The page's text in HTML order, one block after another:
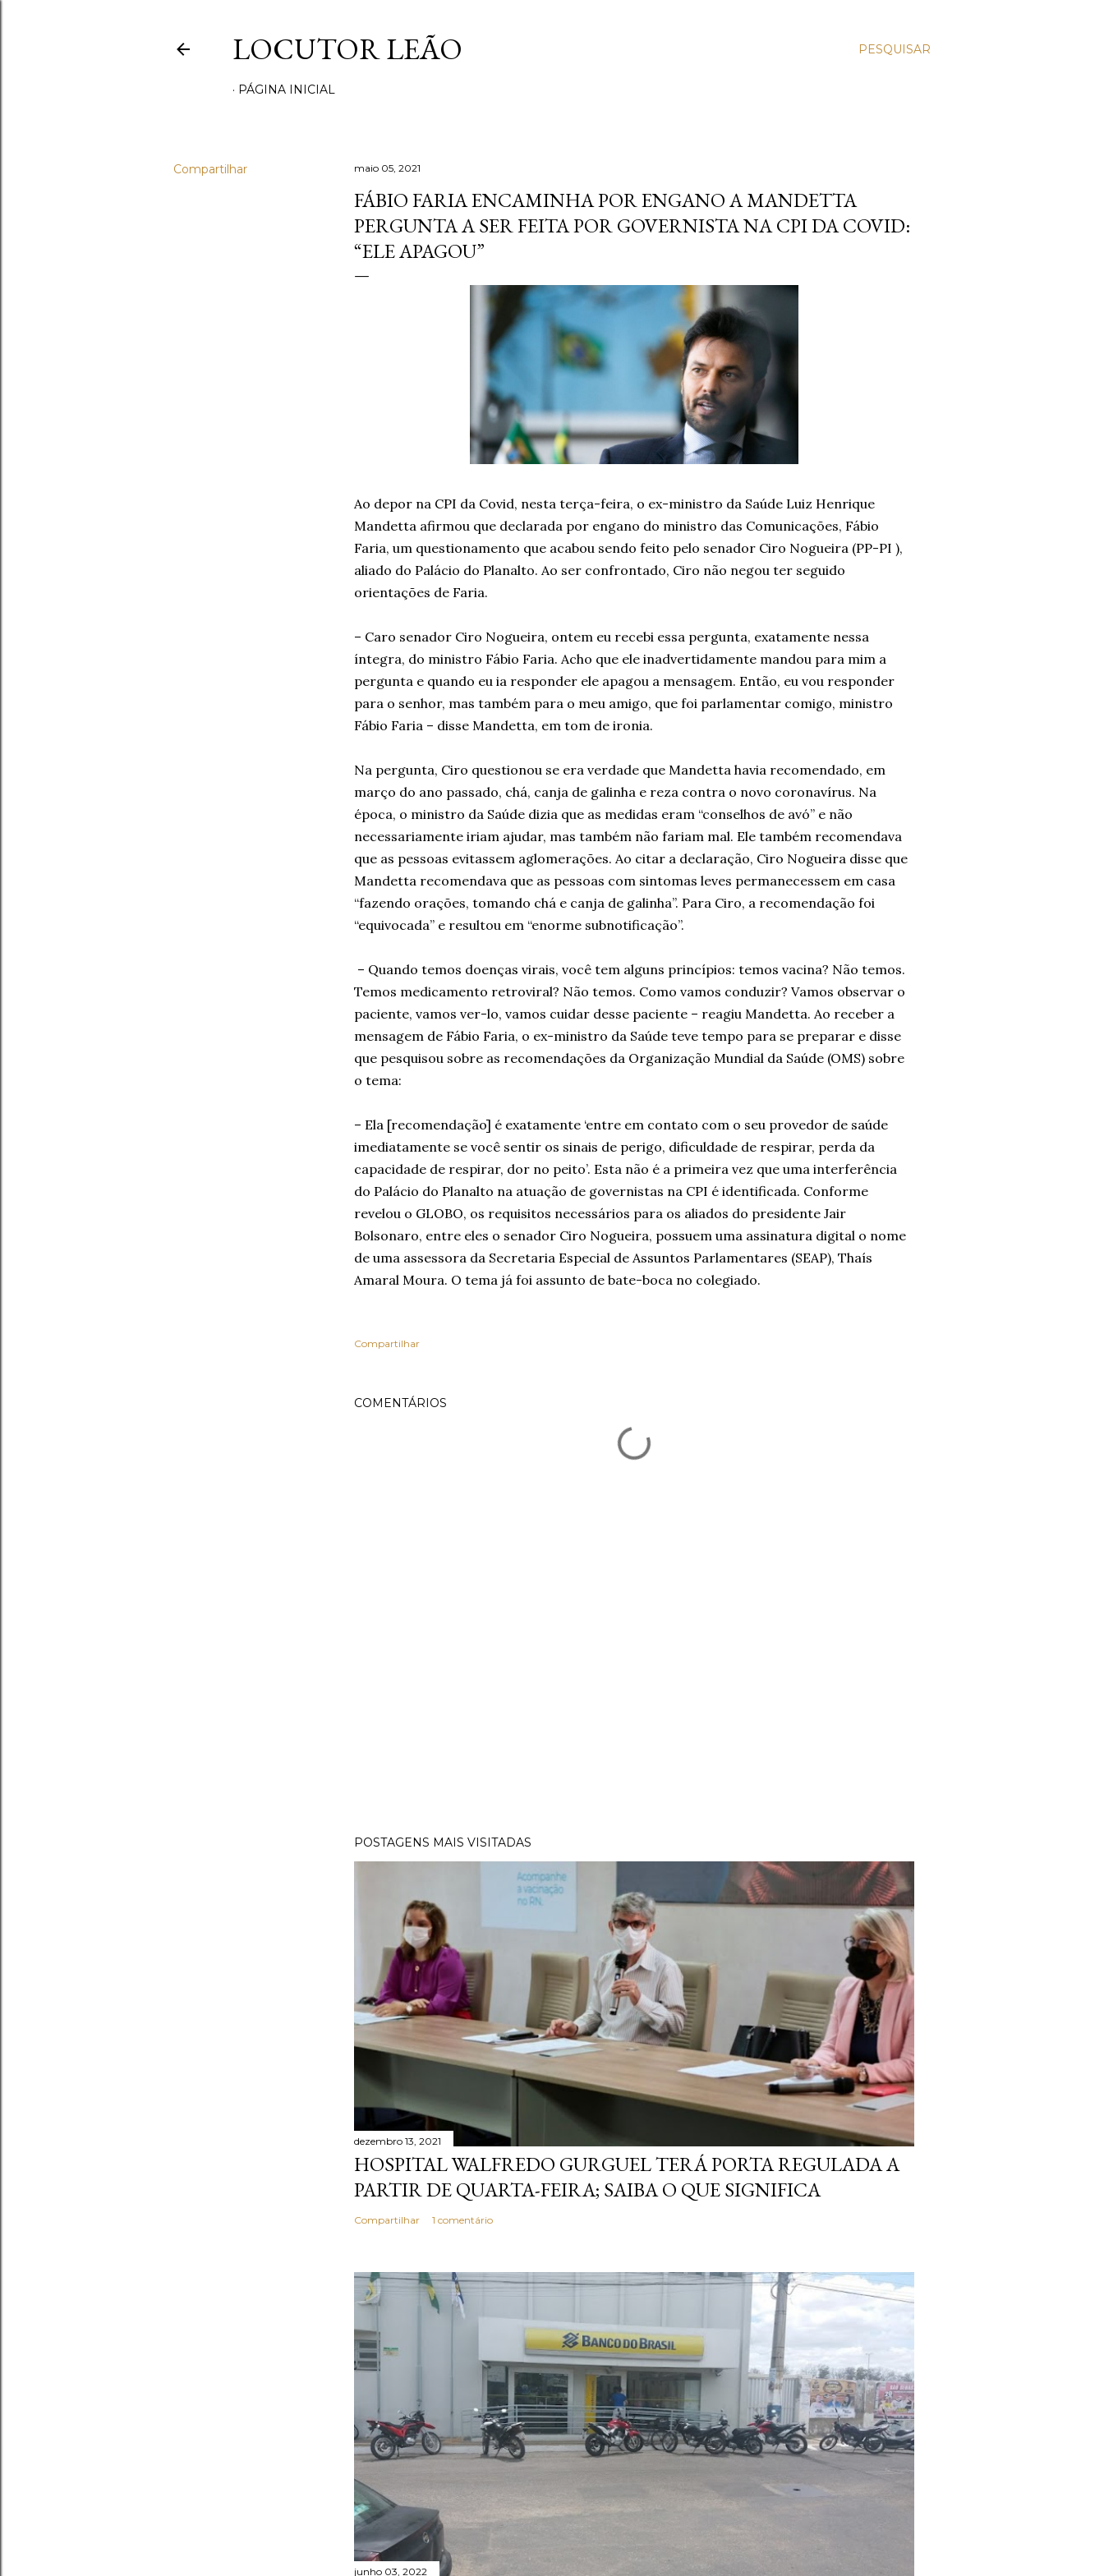
PESQUISAR
LOCUTOR LEÃO
PÁGINA INICIAL
Compartilhar maio 05, 2021
FÁBIO FARIA ENCAMINHA POR ENGANO A MANDETTA
PERGUNTA A SER FEITA POR GOVERNISTA NA CPI DA COVID:
“ELE APAGOU”
Ao depor na CPI da Covid, nesta terça-feira, o ex-ministro da Saúde Luiz Henrique
Mandetta afirmou que declarada por engano do ministro das Comunicações, Fábio
Faria, um questionamento que acabou sendo feito pelo senador Ciro Nogueira (PP-PI ),
aliado do Palácio do Planalto. Ao ser confrontado, Ciro não negou ter seguido
orientações de Faria.
– Caro senador Ciro Nogueira, ontem eu recebi essa pergunta, exatamente nessa
íntegra, do ministro Fábio Faria. Acho que ele inadvertidamente mandou para mim a
pergunta e quando eu ia responder ele apagou a mensagem. Então, eu vou responder
para o senhor, mas também para o meu amigo, que foi parlamentar comigo, ministro
Fábio Faria – disse Mandetta, em tom de ironia.
Na pergunta, Ciro questionou se era verdade que Mandetta havia recomendado, em
março do ano passado, chá, canja de galinha e reza contra o novo coronavírus. Na
época, o ministro da Saúde dizia que as medidas eram “conselhos de avó” e não
necessariamente iriam ajudar, mas também não fariam mal. Ele também recomendava
que as pessoas evitassem aglomerações. Ao citar a declaração, Ciro Nogueira disse que
Mandetta recomendava que as pessoas com sintomas leves permanecessem em casa
“fazendo orações, tomando chá e canja de galinha”. Para Ciro, a recomendação foi
“equivocada” e resultou em “enorme subnotificação”.
– Quando temos doenças virais, você tem alguns princípios: temos vacina? Não temos.
Temos medicamento retroviral? Não temos. Como vamos conduzir? Vamos observar o
paciente, vamos ver-lo, vamos cuidar desse paciente – reagiu Mandetta. Ao receber a
mensagem de Fábio Faria, o ex-ministro da Saúde teve tempo para se preparar e disse
que pesquisou sobre as recomendações da Organização Mundial da Saúde (OMS) sobre
o tema:
– Ela [recomendação] é exatamente ‘entre em contato com o seu provedor de saúde
imediatamente se você sentir os sinais de perigo, dificuldade de respirar, perda da
capacidade de respirar, dor no peito’. Esta não é a primeira vez que uma interferência
do Palácio do Planalto na atuação de governistas na CPI é identificada. Conforme
revelou o GLOBO, os requisitos necessários para os aliados do presidente Jair
Bolsonaro, entre eles o senador Ciro Nogueira, possuem uma assinatura digital o nome
de uma assessora da Secretaria Especial de Assuntos Parlamentares (SEAP), Thaís
Amaral Moura. O tema já foi assunto de bate-boca no colegiado.
Compartilhar
COMENTÁRIOS
POSTAGENS MAIS VISITADAS
dezembro 13, 2021
HOSPITAL WALFREDO GURGUEL TERÁ PORTA REGULADA A
PARTIR DE QUARTA-FEIRA; SAIBA O QUE SIGNIFICA
Compartilhar 1 comentário
junho 03, 2022